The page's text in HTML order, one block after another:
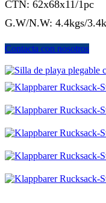
CTN: 62x68x11/1pc
G.W/N.W: 4.4kgs/
Contacta con nosotros